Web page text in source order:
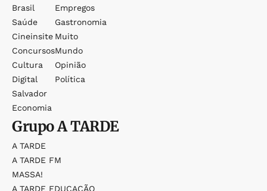
Brasil
Saúde
Cineinsite
Concursos
Cultura
Digital
Salvador
Economia
Empregos
Gastronomia
Muito
Mundo
Opinião
Política
GrupoA TARDE
A TARDE
A TARDE FM
MASSA!
A TARDE EDUCAÇÃO